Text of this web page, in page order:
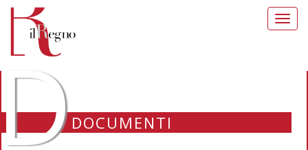
DOCUMENTI